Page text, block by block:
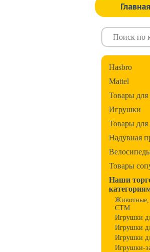
Главная
Hasbro
Mattel
Товары
Игрушки
Товары для
Надувная
Товары
Наши
Животные,
СТМ
Игрушки
Игрушки
Игрушки
Игрушки-